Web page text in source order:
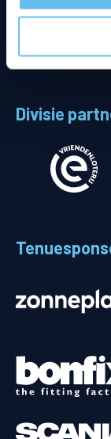
Divisie